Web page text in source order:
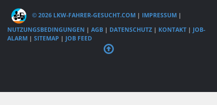
© 2026 LKW-FAHRER-GESUCHT.COM | IMPRESSUM |
NUTZUNGSBEDINGUNGEN | AGB | DATENSCHUTZ | KONTAKT | JOB-
ALARM | SITEMAP | JOB FEED